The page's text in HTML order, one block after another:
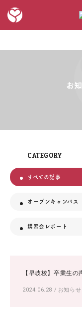
お
CATEGORY
すべての記事
オープンキャンパス
講習会レポート
【早岐校】卒業生の
2024.06.28 / お知らせ